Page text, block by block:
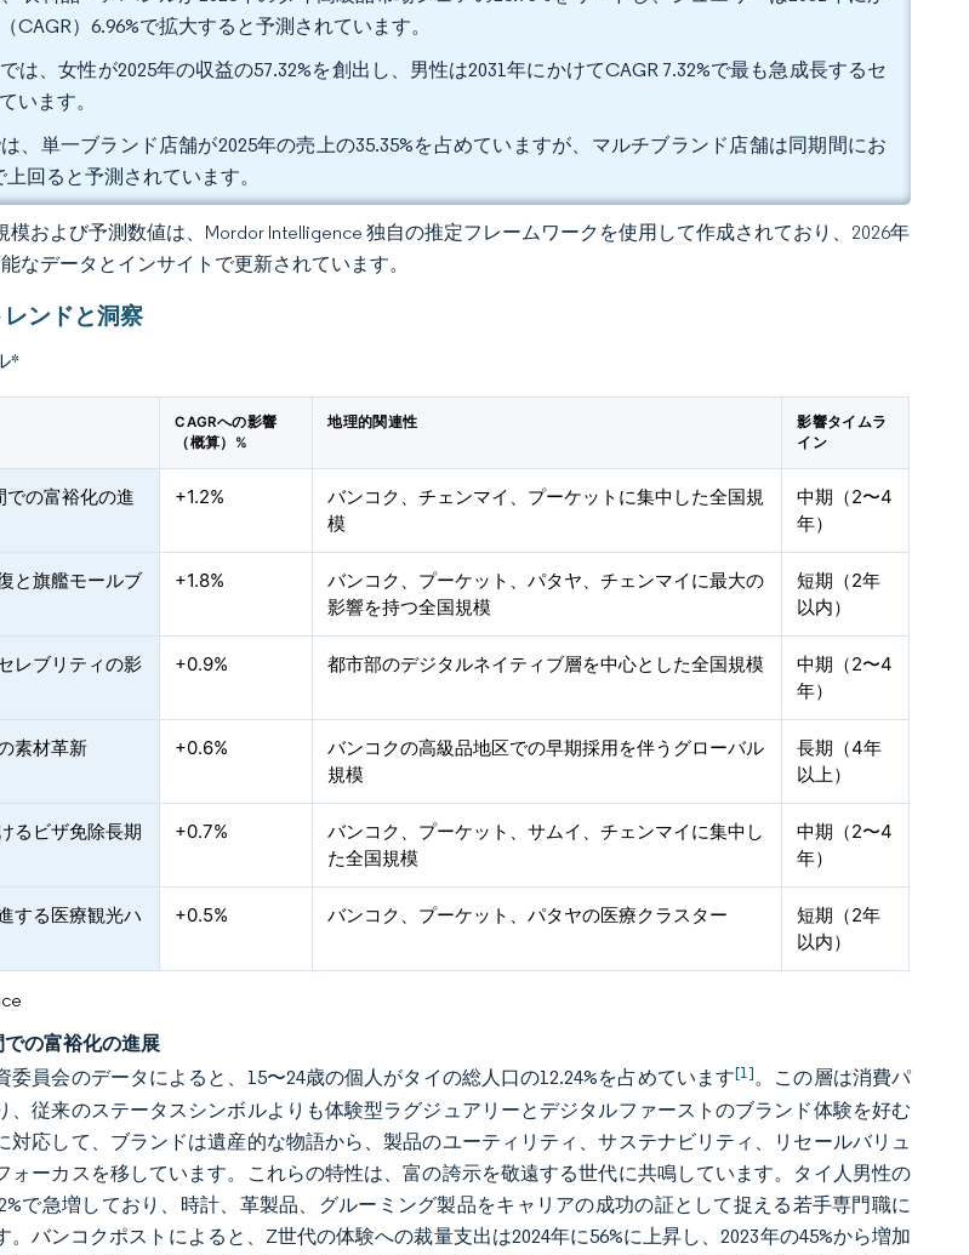
CAGR）6.96%で拡大すると予測されています。
は、女性が2025年の収益の57.32%を創出し、男性は2031年にかけてCAGR 7.32%で最も急成長するセ
います。
、単一ブランド店舗が2025年の売上の35.35%を占めていますが、マルチブランド店舗は同期間にお
上回ると予測されています。
および予測数値は、Mordor Intelligence 独自の推定フレームワークを使用して作成されており、2026年
なデータとインサイトで更新されています。
ンドと洞察
*
CAGRへの影響
（概算）%
地理的関連性
影響タイムラ
イン
での富裕化の進
+1.2%
バンコク、チェンマイ、プーケットに集中した全国規
模
中期（2〜4
年）
と旗艦モールブ
+1.8%
バンコク、プーケット、パタヤ、チェンマイに最大の
影響を持つ全国規模
短期（2年
以内）
レブリティの影
+0.9% 都市部のデジタルネイティブ層を中心とした全国規模
中期（2〜4
年）
素材革新 +0.6%
バンコクの高級品地区での早期採用を伴うグローバル
規模
長期（4年
以上）
るビザ免除長期
+0.7%
バンコク、プーケット、サムイ、チェンマイに集中し
た全国規模
中期（2〜4
年）
する医療観光ハ
+0.5% バンコク、プーケット、パタヤの医療クラスター
短期（2年
以内）
の富裕化の進展
委員会のデータによると、15〜24歳の個人がタイの総人口の12.24%を占めています[1]。この層は消費パ
、従来のステータスシンボルよりも体験型ラグジュアリーとデジタルファーストのブランド体験を好む
対応して、ブランドは遺産的な物語から、製品のユーティリティ、サステナビリティ、リセールバリュ
ォーカスを移しています。これらの特性は、富の誇示を敬遠する世代に共鳴しています。タイ人男性の
で急増しており、時計、革製品、グルーミング製品をキャリアの成功の証として捉える若手専門職に
。バンコクポストによると、Z世代の体験への裁量支出は2024年に56%に上昇し、2023年の45%から増加